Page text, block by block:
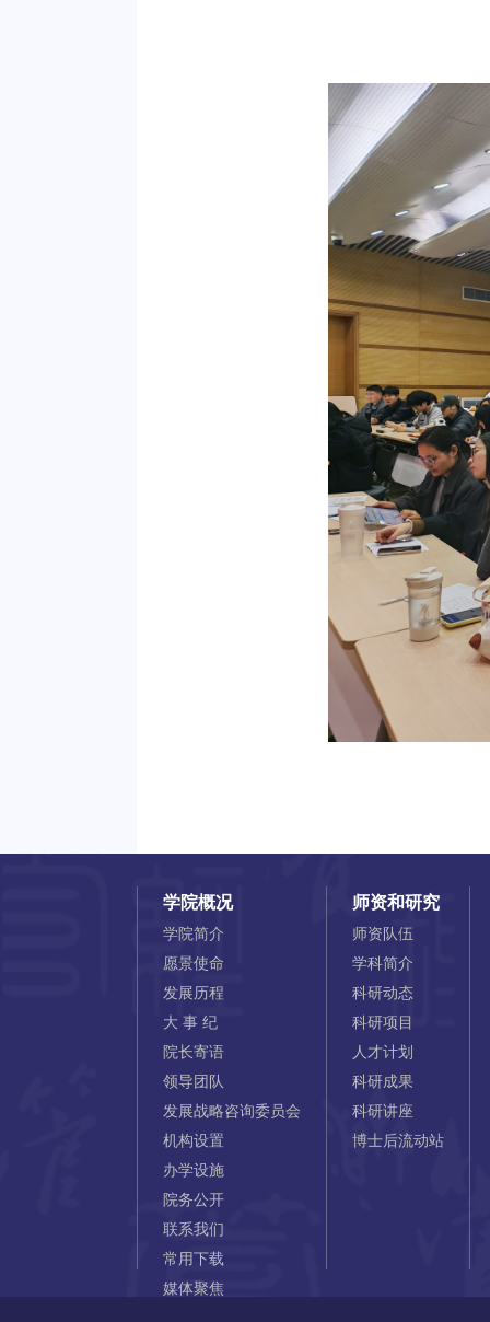
学院概况
学院简介
愿景使命
发展历程
大 事 纪
院长寄语
领导团队
发展战略咨询委员会
机构设置
办学设施
院务公开
联系我们
常用下载
媒体聚焦
师资和研究
师资队伍
学科简介
科研动态
科研项目
人才计划
科研成果
科研讲座
博士后流动站